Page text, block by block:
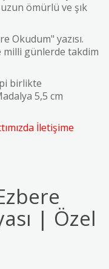
ömürlü ve şık
Okudum" yazısı.
günlerde takdim
birlikte
5,5 cm
İletişime
| Özel